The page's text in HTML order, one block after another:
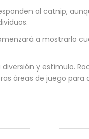
al catnip,
a mostrarlo
y estímulo.
áreas de juego para